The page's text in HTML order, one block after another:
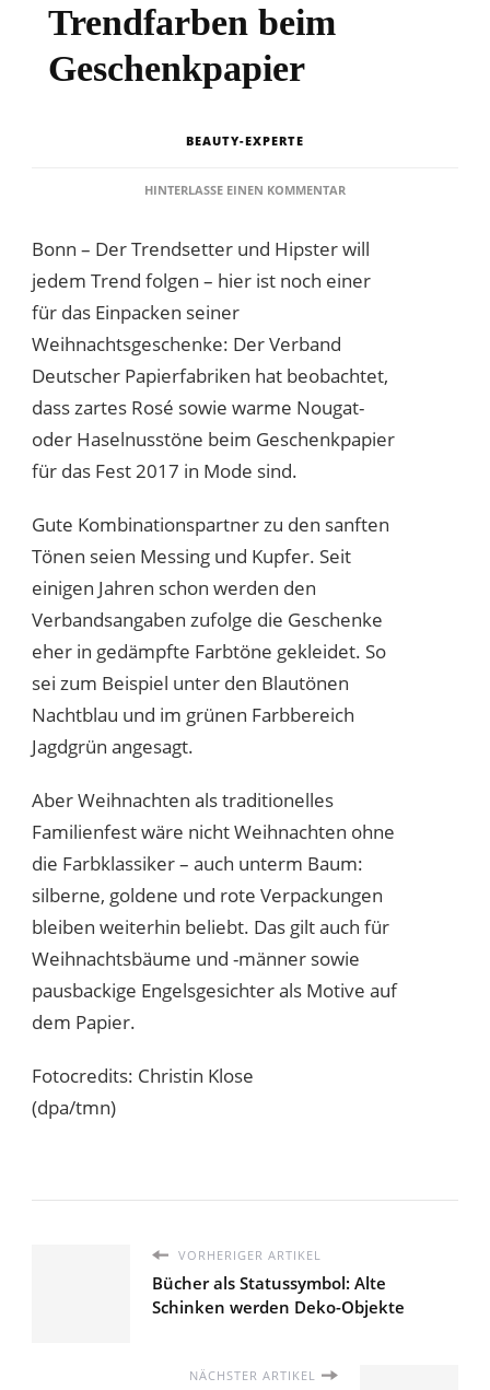
Trendfarben beim
Geschenkpapier
BEAUTY-EXPERTE
HINTERLASSE EINEN KOMMENTARZU
HASELNUSS
TRENDFARBEN
Bonn – Der Trendsetter und Hipster will
jedem Trend folgen – hier ist noch einer
für das Einpacken seiner
Weihnachtsgeschenke: Der Verband
Deutscher Papierfabriken hat beobachtet,
dass zartes Rosé sowie warme Nougat-
oder Haselnusstöne beim Geschenkpapier
für das Fest 2017 in Mode sind.
Gute Kombinationspartner zu den sanften
Tönen seien Messing und Kupfer. Seit
einigen Jahren schon werden den
Verbandsangaben zufolge die Geschenke
eher in gedämpfte Farbtöne gekleidet. So
sei zum Beispiel unter den Blautönen
Nachtblau und im grünen Farbbereich
Jagdgrün angesagt.
Aber Weihnachten als traditionelles
Familienfest wäre nicht Weihnachten ohne
die Farbklassiker – auch unterm Baum:
silberne, goldene und rote Verpackungen
bleiben weiterhin beliebt. Das gilt auch für
Weihnachtsbäume und -männer sowie
pausbackige Engelsgesichter als Motive auf
dem Papier.
Fotocredits: Christin Klose
(dpa/tmn)
VORHERIGER ARTIKEL
Bücher als Statussymbol: Alte
Schinken werden Deko-Objekte
NÄCHSTER ARTIKEL